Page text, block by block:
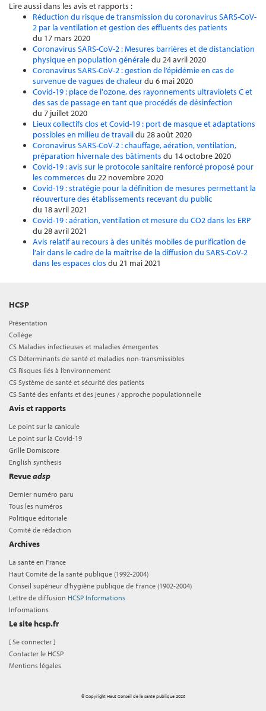
Lire aussi dans les avis et rapports :
Réduction du risque de transmission du coronavirus SARS-CoV-
2 par la ventilation et gestion des effluents des patients
du 17 mars 2020
Coronavirus SARS-CoV-2 : Mesures barrières et de distanciation
physique en population généraledu 24 avril 2020
Coronavirus SARS-CoV-2 : gestion de l’épidémie en cas de
survenue de vagues de chaleurdu 6 mai 2020
Covid-19 : place de l'ozone, des rayonnements ultraviolets C et
des sas de passage en tant que procédés de désinfection
du 7 juillet 2020
Lieux collectifs clos et Covid-19 : port de masque et adaptations
possibles en milieu de travaildu 28 août 2020
Coronavirus SARS-CoV-2 : chauffage, aération, ventilation,
préparation hivernale des bâtiments du 14 octobre 2020
Covid-19 : avis sur le protocole sanitaire renforcé proposé pour
les commerces du 22 novembre 2020
Covid-19 : stratégie pour la définition de mesures permettant la
réouverture des établissements recevant du public
du 18 avril 2021
Covid-19 : aération, ventilation et mesure du CO2 dans les ERP
du 28 avril 2021
Avis relatif au recours à des unités mobiles de purification de
l'air dans le cadre de la maîtrise de la diffusion du SARS-CoV-2
dans les espaces clos du 21 mai 2021
HCSP
Présentation
Collège
CS Maladies infectieuses et maladies émergentes
CS Déterminants de santé et maladies non-transmissibles
CS Risques liés à l’environnement
CS Système de santé et sécurité des patients
CS Santé des enfants et des jeunes / approche populationnelle
Avis et rapports
Le point sur la canicule
Le point sur la Covid-19
Grille Domiscore
English synthesis
Revueadsp
Dernier numéro paru
Tous les numéros
Politique éditoriale
Comité de rédaction
Archives
La santé en France
Haut Comité de la santé publique (1992-2004)
Conseil supérieur d'hygiène publique de France (1902-2004)
Lettre de diffusion HCSP Informations
Informations
Le site hcsp.fr
[Se connecter ]
Contacter le HCSP
Mentions légales
© Copyright Haut Conseil de la santé publique 2026